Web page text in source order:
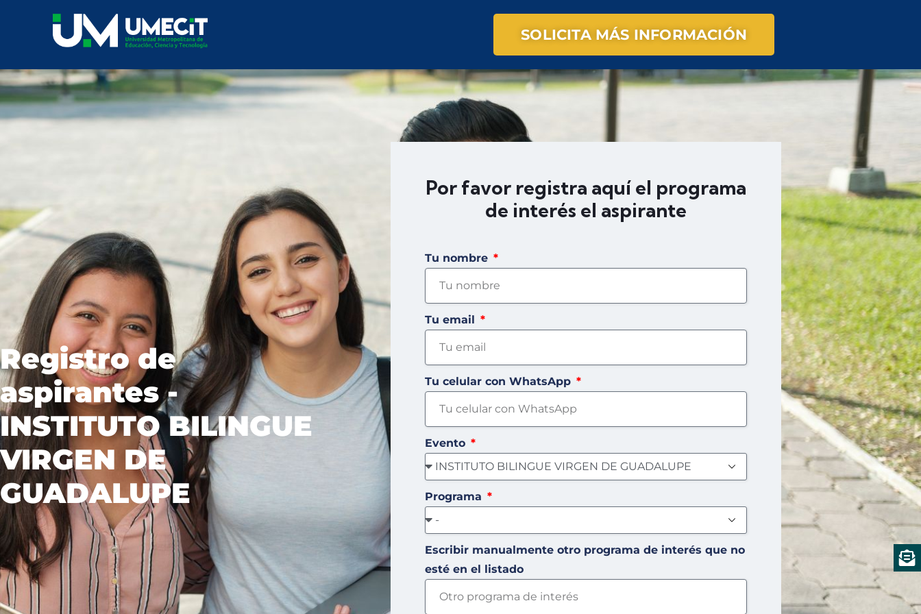
SOLICITA MÁS INFORMACIÓN
Registro de
aspirantes -
INSTITUTO BILINGUE
VIRGEN DE
GUADALUPE
Por favor registra aquí el programa
de interés el aspirante
Tu nombre
Tu email
Tu celular con WhatsApp
Evento
Programa
Escribir manualmente otro programa de interés que no
esté en el listado